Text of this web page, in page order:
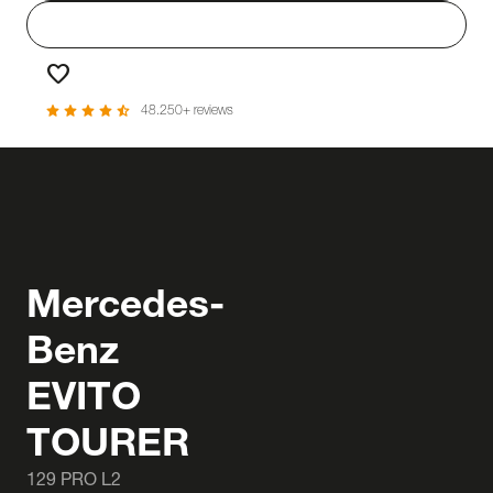
favorite
star star star star star_half 48.250+ reviews
Mercedes-
Benz
EVITO
TOURER
129 PRO L2